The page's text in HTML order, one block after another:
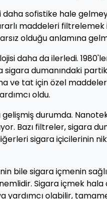
daha sofistike hale
maddeleri
olduğu anlamına
daha da ilerledi.
sigara dumanındaki
ve tat için özel
oldu.
durumda.
Bazı filtreler, sigara
sigara içicilerinin
bile sigara içmenin
Sigara içmek hala
olabilir,